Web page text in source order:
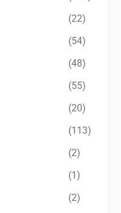
(22)
(54)
(48)
(55)
(20)
(113)
(2)
(1)
(2)